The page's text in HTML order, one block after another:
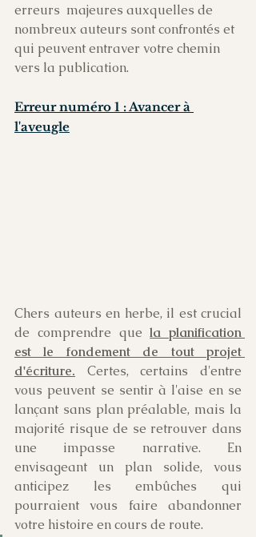
erreurs  majeures auxquelles de
nombreux auteurs sont confrontés et
qui peuvent entraver votre chemin
vers la publication.
Erreur numéro 1 : Avancer à
l'aveugle
Chers auteurs en herbe, il est crucial
de comprendre que la planification
est le fondement de tout projet
d'écriture. Certes, certains d'entre
vous peuvent se sentir à l'aise en se
lançant sans plan préalable, mais la
majorité risque de se retrouver dans
une impasse narrative. En
envisageant un plan solide, vous
anticipez les embûches qui
pourraient vous faire abandonner
votre histoire en cours de route.